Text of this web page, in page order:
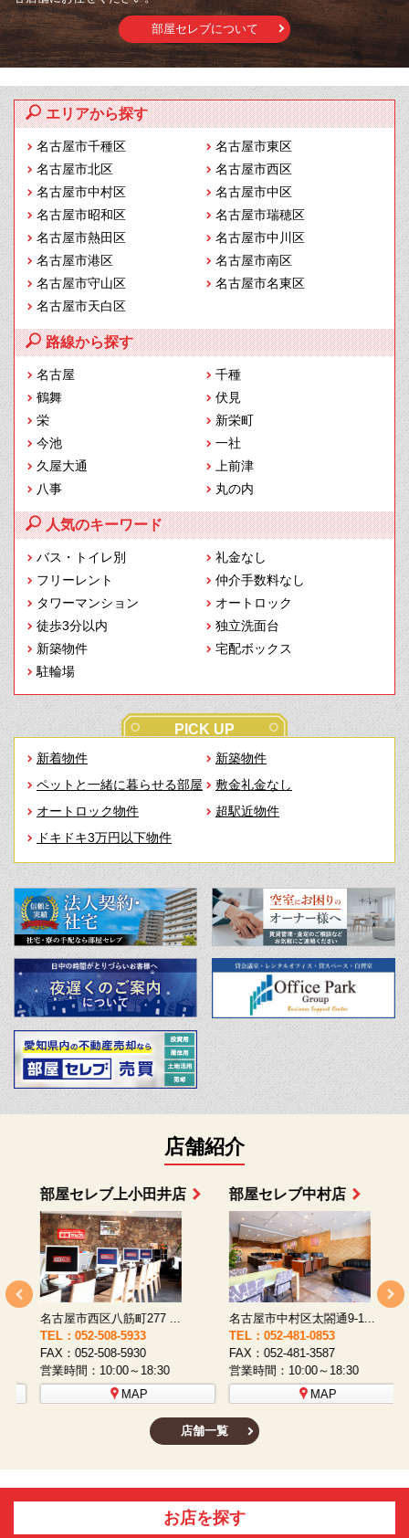
部屋セレブについて
エリアから探す
名古屋市千種区
名古屋市東区
名古屋市北区
名古屋市西区
名古屋市中村区
名古屋市中区
名古屋市昭和区
名古屋市瑞穂区
名古屋市熱田区
名古屋市中川区
名古屋市港区
名古屋市南区
名古屋市守山区
名古屋市名東区
名古屋市天白区
路線から探す
名古屋
千種
鶴舞
伏見
栄
新栄町
今池
一社
久屋大通
上前津
八事
丸の内
人気のキーワード
バス・トイレ別
礼金なし
フリーレント
仲介手数料なし
タワーマンション
オートロック
徒歩3分以内
独立洗面台
新築物件
宅配ボックス
駐輪場
PICK UP
新着物件
新築物件
ペットと一緒に暮らせる部屋
敷金礼金なし
オートロック物件
超駅近物件
ドキドキ3万円以下物件
店舗紹介
部屋セレブ上小田井店
名古屋市西区八筋町277 ...
TEL：052-508-5933
FAX：052-508-5930
営業時間：10:00～18:30
MAP
部屋セレブ中村店
名古屋市中村区太閤通9-1...
TEL：052-481-0853
FAX：052-481-3587
営業時間：10:00～18:30
MAP
店舗一覧
お店を探す